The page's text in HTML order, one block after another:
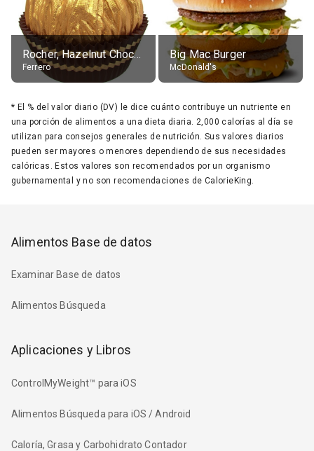
Rocher, Hazelnut Chocolate Ball
Ferrero
Big Mac Burger
McDonald's
* El % del valor diario (DV) le dice cuánto contribuye un nutriente en
una porción de alimentos a una dieta diaria. 2,000 calorías al día se
utilizan para consejos generales de nutrición. Sus valores diarios
pueden ser mayores o menores dependiendo de sus necesidades
calóricas. Estos valores son recomendados por un organismo
gubernamental y no son recomendaciones de CalorieKing.
Alimentos Base de datos
Examinar Base de datos
Alimentos Búsqueda
Aplicaciones y Libros
ControlMyWeight™ para iOS
Alimentos Búsqueda para iOS / Android
Caloría, Grasa y Carbohidrato Contador